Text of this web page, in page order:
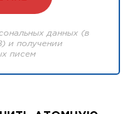
данных (в
и получении
писем